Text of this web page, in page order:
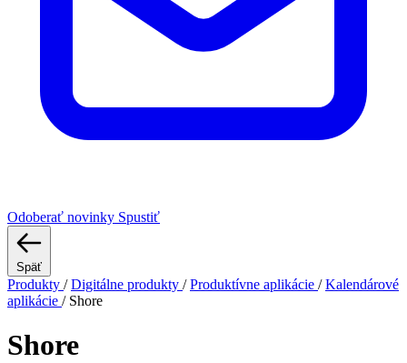
Odoberať novinky Spustiť
Späť
Produkty / Digitálne produkty / Produktívne aplikácie / Kalendárové
aplikácie / Shore
Shore